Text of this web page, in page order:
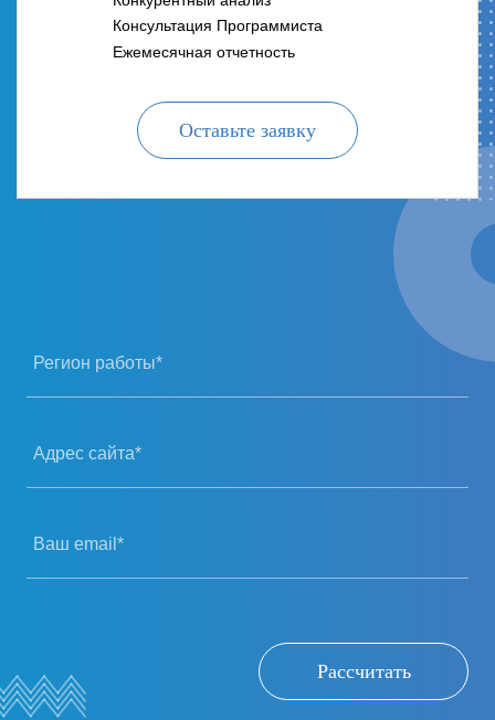
Консультация Программиста
Ежемесячная отчетность
Оставьте заявку
Регион работы*
Адрес сайта*
Ваш email*
Рассчитать